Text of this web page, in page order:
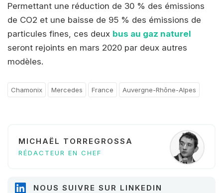
Permettant une réduction de 30 % des émissions
de CO2 et une baisse de 95 % des émissions de
particules fines, ces deux bus au gaz naturel
seront rejoints en mars 2020 par deux autres
modèles.
Chamonix Mercedes France Auvergne-Rhône-Alpes
MICHAËL TORREGROSSA
RÉDACTEUR EN CHEF
NOUS SUIVRE SUR LINKEDIN